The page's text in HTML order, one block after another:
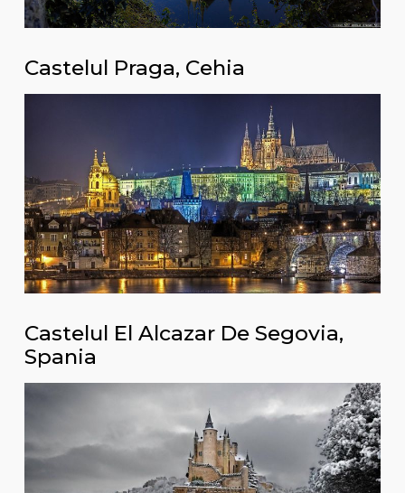
Castelul Praga, Cehia
Castelul El Alcazar De Segovia,
Spania